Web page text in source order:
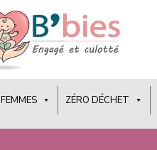
FEMMES ZÉRO DÉCHET